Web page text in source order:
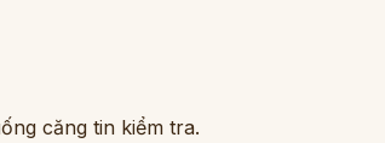
căng tin kiểm tra.